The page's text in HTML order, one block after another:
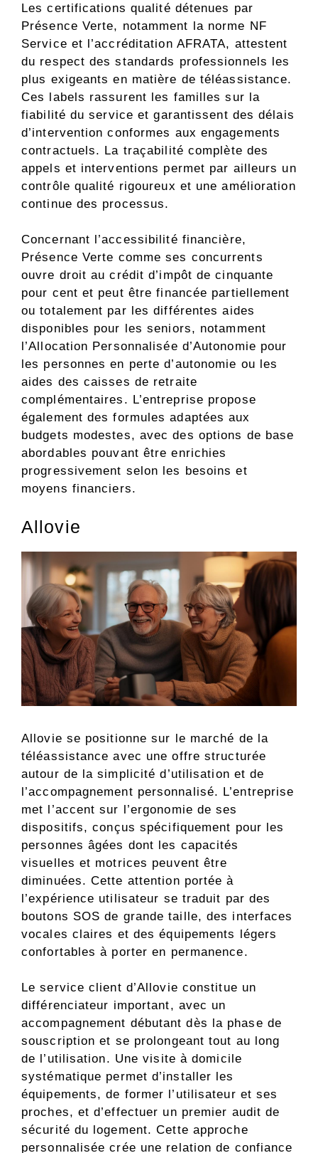
Les certifications qualité détenues par
Présence Verte, notamment la norme NF
Service et l’accréditation AFRATA, attestent
du respect des standards professionnels les
plus exigeants en matière de téléassistance.
Ces labels rassurent les familles sur la
fiabilité du service et garantissent des délais
d’intervention conformes aux engagements
contractuels. La traçabilité complète des
appels et interventions permet par ailleurs un
contrôle qualité rigoureux et une amélioration
continue des processus.
Concernant l’accessibilité financière,
Présence Verte comme ses concurrents
ouvre droit au crédit d’impôt de cinquante
pour cent et peut être financée partiellement
ou totalement par les différentes aides
disponibles pour les seniors, notamment
l’Allocation Personnalisée d’Autonomie pour
les personnes en perte d’autonomie ou les
aides des caisses de retraite
complémentaires. L’entreprise propose
également des formules adaptées aux
budgets modestes, avec des options de base
abordables pouvant être enrichies
progressivement selon les besoins et
moyens financiers.
Allovie
Allovie se positionne sur le marché de la
téléassistance avec une offre structurée
autour de la simplicité d’utilisation et de
l’accompagnement personnalisé. L’entreprise
met l’accent sur l’ergonomie de ses
dispositifs, conçus spécifiquement pour les
personnes âgées dont les capacités
visuelles et motrices peuvent être
diminuées. Cette attention portée à
l’expérience utilisateur se traduit par des
boutons SOS de grande taille, des interfaces
vocales claires et des équipements légers
confortables à porter en permanence.
Le service client d’Allovie constitue un
différenciateur important, avec un
accompagnement débutant dès la phase de
souscription et se prolongeant tout au long
de l’utilisation. Une visite à domicile
systématique permet d’installer les
équipements, de former l’utilisateur et ses
proches, et d’effectuer un premier audit de
sécurité du logement. Cette approche
personnalisée crée une relation de confiance